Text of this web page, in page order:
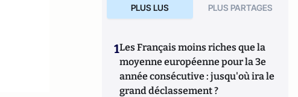
PLUS LUS PLUS PARTAGES
1Les Français moins riches que la
moyenne européenne pour la 3e
année consécutive : jusqu'où ira le
grand déclassement ?